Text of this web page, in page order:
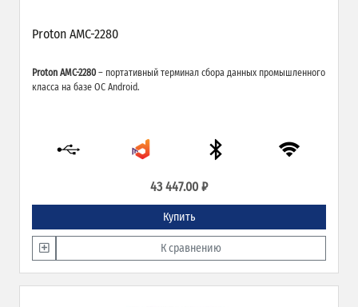
Proton AMC-2280
Proton AMC-2280 – портативный терминал сбора данных промышленного
класса на базе ОС Android.
43 447.00 ₽
Купить
К сравнению